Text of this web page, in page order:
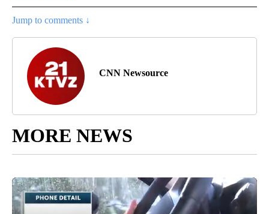
Jump to comments ↓
CNN Newsource
MORE NEWS